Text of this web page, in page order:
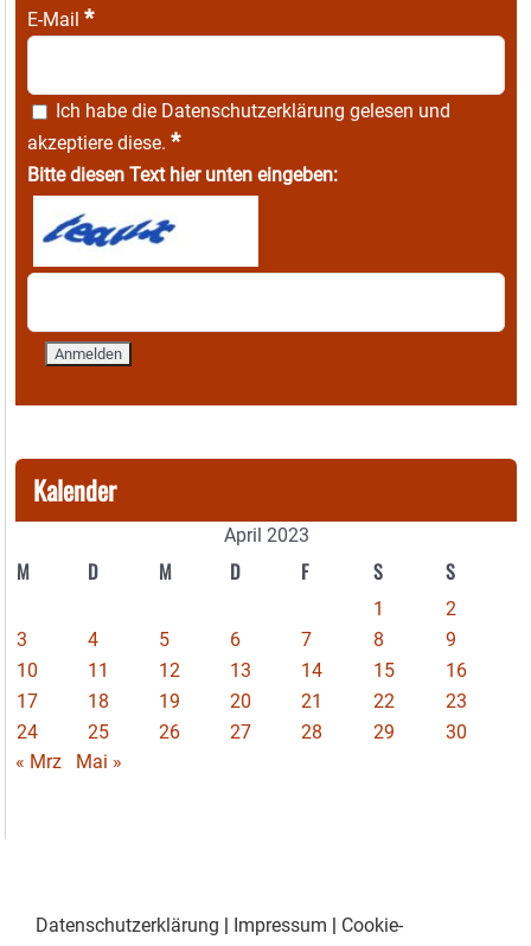
E-Mail *
Ich habe die Datenschutzerklärung gelesen und
akzeptiere diese. *
Bitte diesen Text hier unten eingeben:
Kalender
April 2023
M D M D F S S
1
2
3
4 5 6 7 8
9
10
11 12 13 14 15
16
17
18 19 20 21 22
23
24
25 26 27 28 29
30
« Mrz
Mai »
Datenschutzerklärung | Impressum | Cookie-